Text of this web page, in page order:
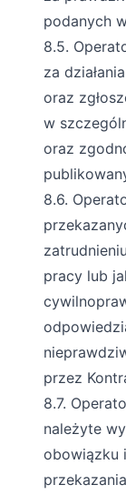
podanych
8.5.
za
oraz
w
oraz
8.6.
pracy lub
przez
8.7.
należyte
obowiązku